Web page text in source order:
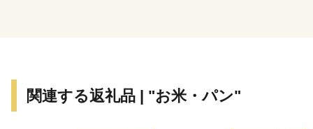
関連する返礼品 | "お米・パン"